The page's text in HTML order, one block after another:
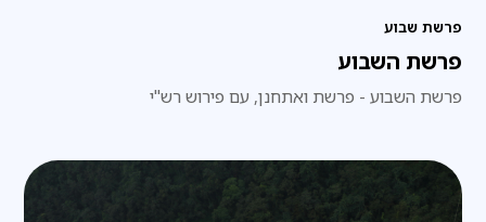
פרשת שבוע
פרשת השבוע
פרשת השבוע - פרשת ואתחנן, עם פירוש רש"י